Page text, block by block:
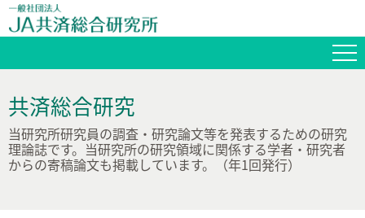
共済総合研究
当研究所研究員の調査・研究論文等を発表するための研究
理論誌です。当研究所の研究領域に関係する学者・研究者
からの寄稿論文も掲載しています。（年1回発行）